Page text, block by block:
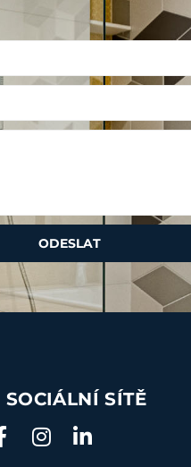
ODESLAT
SOCIÁLNÍ SÍTĚ